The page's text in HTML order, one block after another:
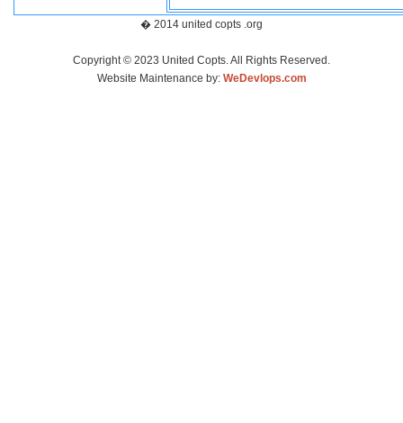
� 2014 united copts .org
Copyright © 2023 United Copts. All Rights Reserved.
Website Maintenance by: WeDevlops.com